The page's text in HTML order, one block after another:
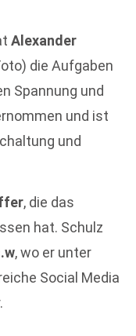
Alexander
die Aufgaben
Spannung und
und ist
und
, die das
hat. Schulz
, wo er unter
Social Media